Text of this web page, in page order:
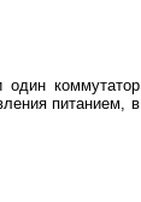
один коммутатор
питанием, в